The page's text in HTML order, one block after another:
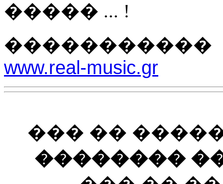
����� ... !
www.real-music.gr
��� ��
��������